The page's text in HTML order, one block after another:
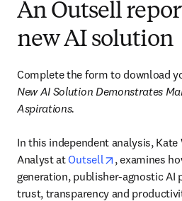
An Outsell
new AI solution
Complete the form to download
New AI Solution Demonstrates
Aspirations.
In this independent analysis, Kate
Analyst at Outsell opens in new
, examines
generation, publisher-agnostic AI
trust, transparency and